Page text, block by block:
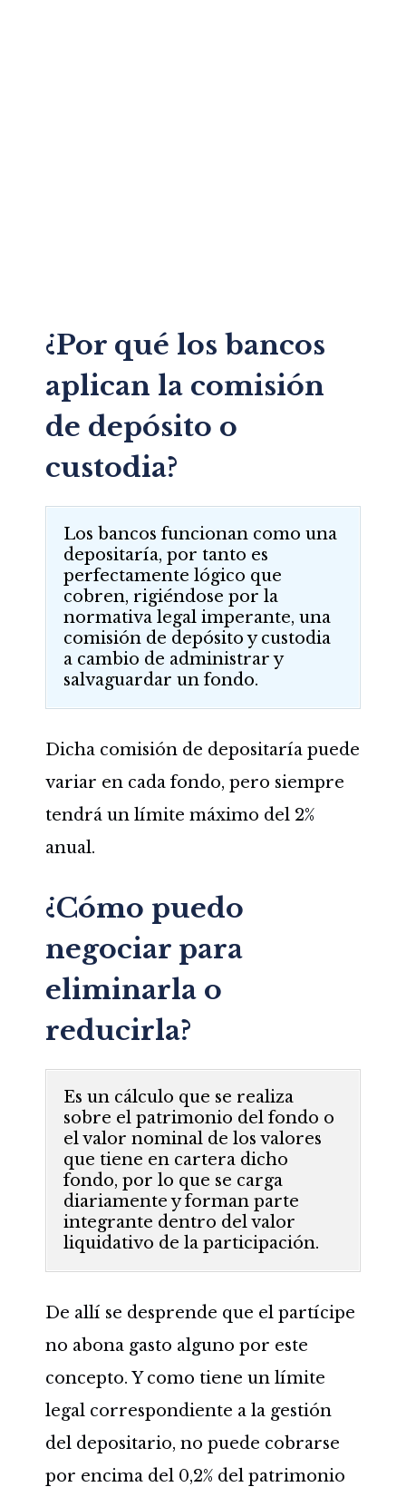
¿Por qué los bancos
aplican la comisión
de depósito o
custodia?
Los bancos funcionan como una
depositaría, por tanto es
perfectamente lógico que
cobren, rigiéndose por la
normativa legal imperante, una
comisión de depósito y custodia
a cambio de administrar y
salvaguardar un fondo.
Dicha comisión de depositaría puede
variar en cada fondo, pero siempre
tendrá un límite máximo del 2%
anual.
¿Cómo puedo
negociar para
eliminarla o
reducirla?
Es un cálculo que se realiza
sobre el patrimonio del fondo o
el valor nominal de los valores
que tiene en cartera dicho
fondo, por lo que se carga
diariamente y forman parte
integrante dentro del valor
liquidativo de la participación.
De allí se desprende que el partícipe
no abona gasto alguno por este
concepto. Y como tiene un límite
legal correspondiente a la gestión
del depositario, no puede cobrarse
por encima del 0,2% del patrimonio